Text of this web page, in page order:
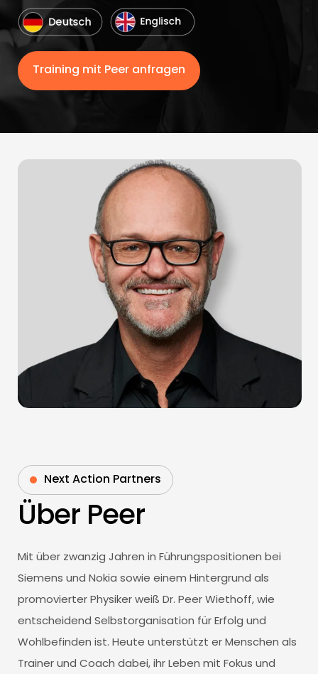
Training mit Peer anfragen
Next Action Partners
Über Peer
Mit über zwanzig Jahren in Führungspositionen bei
Siemens und Nokia sowie einem Hintergrund als
promovierter Physiker weiß Dr. Peer Wiethoff, wie
entscheidend Selbstorganisation für Erfolg und
Wohlbefinden ist. Heute unterstützt er Menschen als
Trainer und Coach dabei, ihr Leben mit Fokus und